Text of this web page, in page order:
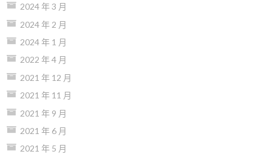
2024 年 3 月
2024 年 2 月
2024 年 1 月
2022 年 4 月
2021 年 12 月
2021 年 11 月
2021 年 9 月
2021 年 6 月
2021 年 5 月